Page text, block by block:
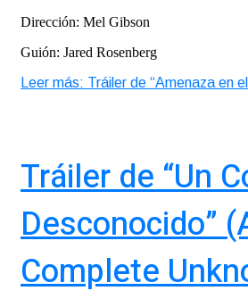
Dirección: Mel Gibson
Guión: Jared Rosenberg
Leer más: Tráiler de “Amenaza en
Tráiler de “Un
Desconocido”
Complete